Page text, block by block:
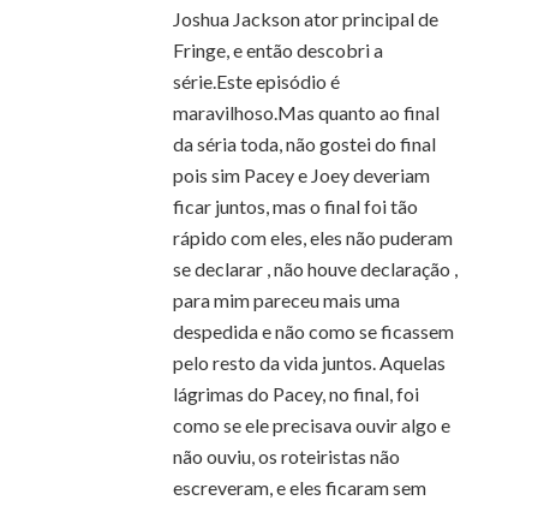
Joshua Jackson ator principal de
Fringe, e então descobri a
série.Este episódio é
maravilhoso.Mas quanto ao final
da séria toda, não gostei do final
pois sim Pacey e Joey deveriam
ficar juntos, mas o final foi tão
rápido com eles, eles não puderam
se declarar , não houve declaração ,
para mim pareceu mais uma
despedida e não como se ficassem
pelo resto da vida juntos. Aquelas
lágrimas do Pacey, no final, foi
como se ele precisava ouvir algo e
não ouviu, os roteiristas não
escreveram, e eles ficaram sem